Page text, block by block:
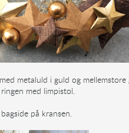
metaluld i guld og
med limpistol.
på kransen.